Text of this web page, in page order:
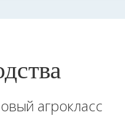
агрокласс